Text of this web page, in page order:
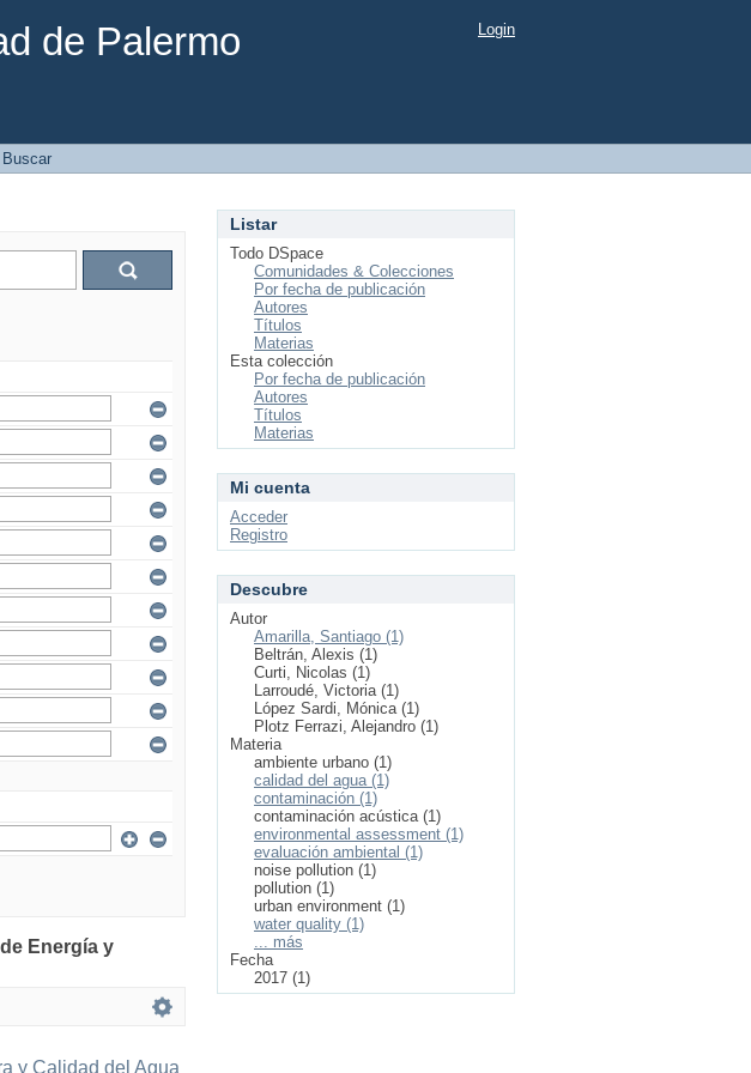
de Palermo Login
Buscar
Energía y
y Calidad del Agua
Listar
Todo DSpace
Comunidades & Colecciones
Por fecha de publicación
Autores
Títulos
Materias
Esta colección
Por fecha de publicación
Autores
Títulos
Materias
Mi cuenta
Acceder
Registro
Descubre
Autor
Amarilla, Santiago (1)
Beltrán, Alexis (1)
Curti, Nicolas (1)
Larroudé, Victoria (1)
López Sardi, Mónica (1)
Plotz Ferrazi, Alejandro (1)
Materia
ambiente urbano (1)
calidad del agua (1)
contaminación (1)
contaminación acústica (1)
environmental assessment (1)
evaluación ambiental (1)
noise pollution (1)
pollution (1)
urban environment (1)
water quality (1)
... más
Fecha
2017 (1)